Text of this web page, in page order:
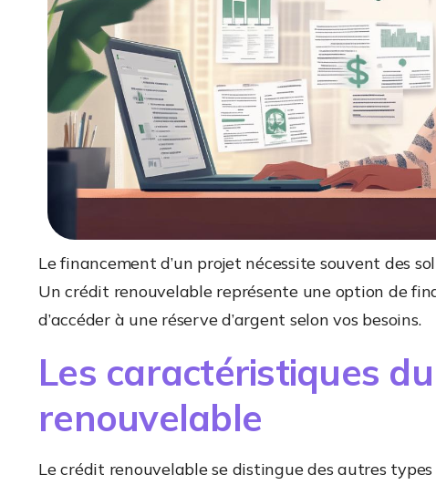
Le financement d’un projet nécessite souvent des
Un crédit renouvelable représente une option de
d’accéder à une réserve d’argent selon vos besoins.
Les caractéristiques
renouvelable
Le crédit renouvelable se distingue des autres